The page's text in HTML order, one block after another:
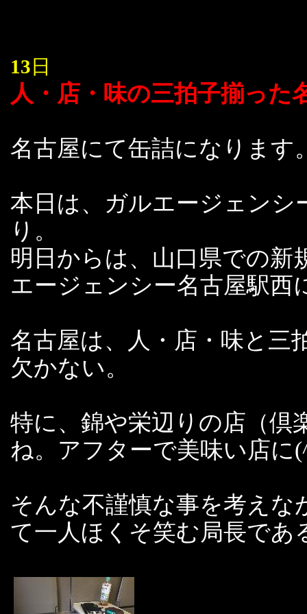
13 日
人・店・味の三拍子揃った
名古屋にて缶詰になります
本日は、ガルエージェンシ
り。
明日からは、山口県での新
エージェンシー名古屋駅西
名古屋は、人・店・味と三
欠かない。
特に、錦や栄辺りの店（倶
ね。アフターで美味い店に
そんな不謹慎な事を考えな
て一人ほくそ笑む局長であ